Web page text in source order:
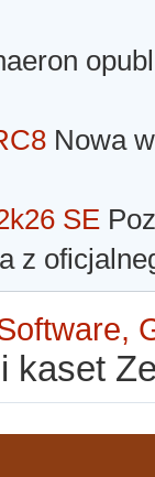
Nowa
SE
z
kaset